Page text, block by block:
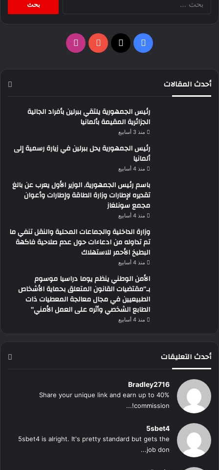
فيسبوك ‫YouTubeانستقرام
أحدث المقالات
رئيس الجمهورية يلتقي ببرلين بأفراد الجالية
الجزائرية المقيمة بألمانيا
منذ 3 أسابيع
رئيس الجمهورية يحل ببرلين في زيارة رسمية إلى
ألمانيا
منذ 4 أسابيع
باسم رئيس الجمهورية, الوزير الأول يعرب عن بالغ
تقديره لإطارات وزارة الطاقة وإطارات وأعوان
مجمع سونلغاز
منذ 4 أسابيع
وزارة الداخلية والجماعات المحلية والنقل تنفي ما
تم تداوله من ادعاءات حول عدم صلاحية فاكهة
البطيخ الأحمر للاستهلاك
منذ 4 أسابيع
الأمن الوطني ينظم يوما دراسيا موسوم
بـ”مقتضيات القانون المتعلق بحماية الأشخاص
الطبيعيين في مجال معالجة المعطيات ذات
الطابع الشخصي وأثره على العمل الأمني”
منذ 4 أسابيع
أحدث التعليقات
Bradley2716
Share your unique link and earn up to 40%
commission!...
5sbet4
5sbet4 is alright. It's pretty standard but gets the
job don...